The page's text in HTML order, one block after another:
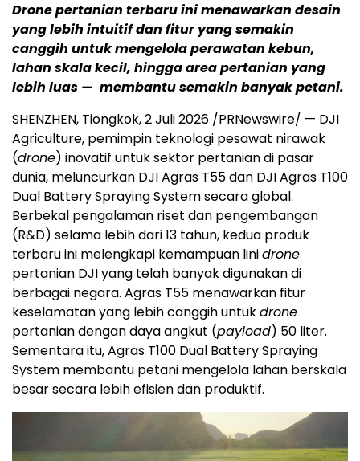
Drone pertanian terbaru ini menawarkan desain
yang lebih intuitif dan fitur yang semakin
canggih untuk mengelola perawatan kebun,
lahan skala kecil, hingga area pertanian yang
lebih luas — membantu semakin banyak petani.
SHENZHEN, Tiongkok, 2 Juli 2026 /PRNewswire/ — DJI
Agriculture, pemimpin teknologi pesawat nirawak
(drone) inovatif untuk sektor pertanian di pasar
dunia, meluncurkan DJI Agras T55 dan DJI Agras T100
Dual Battery Spraying System secara global.
Berbekal pengalaman riset dan pengembangan
(R&D) selama lebih dari 13 tahun, kedua produk
terbaru ini melengkapi kemampuan linidrone
pertanian DJI yang telah banyak digunakan di
berbagai negara. Agras T55 menawarkan fitur
keselamatan yang lebih canggih untukdrone
pertanian dengan daya angkut (payload) 50 liter.
Sementara itu, Agras T100 Dual Battery Spraying
System membantu petani mengelola lahan berskala
besar secara lebih efisien dan produktif.